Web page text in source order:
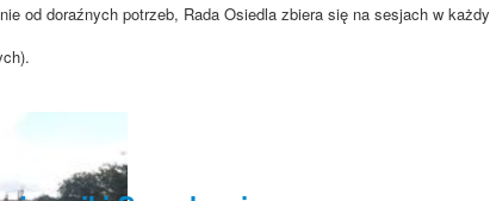
od doraźnych potrzeb, Rada Osiedla zbiera się na sesjach w każdy